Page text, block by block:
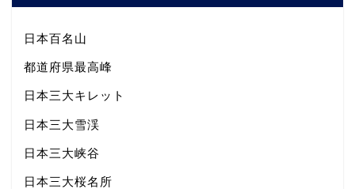
日本百名山
都道府県最高峰
日本三大キレット
日本三大雪渓
日本三大峡谷
日本三大桜名所